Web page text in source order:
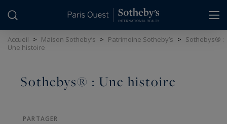
Accueil > Maison Sotheby’s > Patrimoine Sotheby’s > Sothebys® :
Une histoire
Sothebys® : Une histoire
PARTAGER